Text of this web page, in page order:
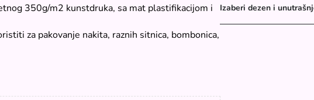
350g/m2 kunstdruka, sa mat plastifikacijom i
za pakovanje nakita, raznih sitnica, bombonica,
Izaberi dezen i